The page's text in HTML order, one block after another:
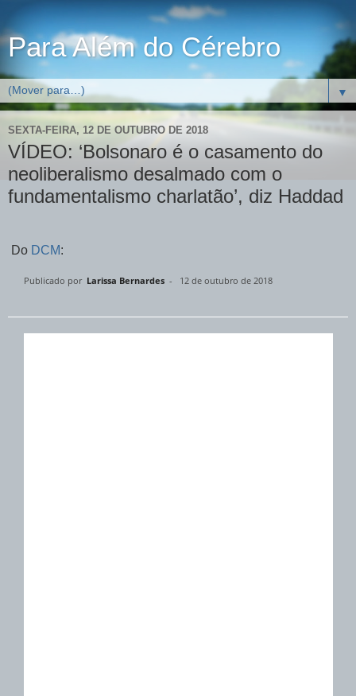
Para Além do Cérebro
▼
SEXTA-FEIRA, 12 DE OUTUBRO DE 2018
VÍDEO: ‘Bolsonaro é o casamento do
neoliberalismo desalmado com o
fundamentalismo charlatão’, diz Haddad
Do DCM:
Publicado por Larissa Bernardes - 12 de outubro de 2018